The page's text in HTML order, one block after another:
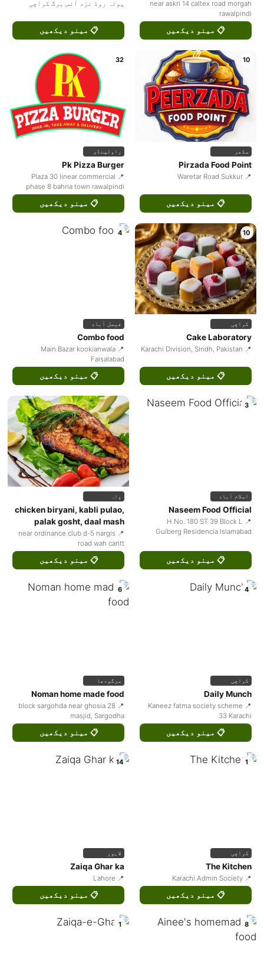
near askri 14 caltex road morgah
rawalpindi
📋 مینو دیکھیں
پوتہ روڈ نزد آئس برگ کراچی
📋 مینو دیکھیں
10
سکھر
Pirzada Food Point
📍 Waretar Road Sukkur
📋 مینو دیکھیں
32
راولپنڈی
Pk Pizza Burger
📍 Plaza 30 linear commercial
phase 8 bahria town rawalpindi
📋 مینو دیکھیں
10
کراچی
Cake Laboratory
📍 Karachi Division, Sindh, Pakistan
📋 مینو دیکھیں
4
فیصل آباد
Combo food
📍 Main Bazar kookianwala
Faisalabad
📋 مینو دیکھیں
3
اسلام آباد
Naseem Food Official
📍 H No. 180 ST 39 Block L
Gulberg Residencia Islamabad
📋 مینو دیکھیں
واہ
chicken biryani, kabli pulao,
palak gosht, daal mash
📍 near ordinance club d-5 nargis
road wah cantt
📋 مینو دیکھیں
4
کراچی
Daily Munch
📍 Kaneez fatma society scheme
33 Karachi
📋 مینو دیکھیں
6
سرگودھا
Noman home made food
📍 28 block sargohda near ghosia
masjid, Sargodha
📋 مینو دیکھیں
1
کراچی
The Kitchen
📍 Karachi Admin Society
📋 مینو دیکھیں
14
لاہور
Zaiqa Ghar ka
📍 Lahore
📋 مینو دیکھیں
8
1